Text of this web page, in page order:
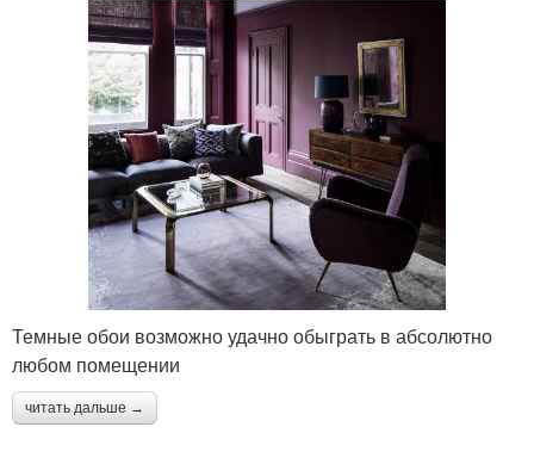
Темные обои возможно удачно обыграть в абсолютно
любом помещении
читать дальше →